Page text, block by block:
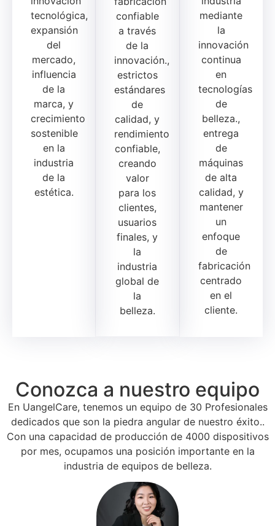
tecnológica,
expansión
del
mercado,
influencia
de la
marca, y
crecimiento
sostenible
en la
industria
de la
estética.
confiable
a través
de la
innovación.,
estrictos
estándares
de
calidad, y
rendimiento
confiable,
creando
valor
para los
clientes,
usuarios
finales, y
la
industria
global de
la
belleza.
mediante
la
innovación
continua
en
tecnologías
de
belleza.,
entrega
de
máquinas
de alta
calidad, y
mantener
un
enfoque
de
fabricación
centrado
en el
cliente.
Conozca a nuestro equipo
En UangelCare, tenemos un equipo de 30 Profesionales
dedicados que son la piedra angular de nuestro éxito..
Con una capacidad de producción de 4000 dispositivos
por mes, ocupamos una posición importante en la
industria de equipos de belleza.